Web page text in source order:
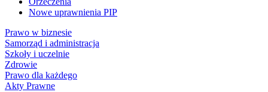
Nowe uprawnienia PIP
Prawo w biznesie
Samorząd i administracja
Szkoły i uczelnie
Zdrowie
Prawo dla każdego
Akty Prawne